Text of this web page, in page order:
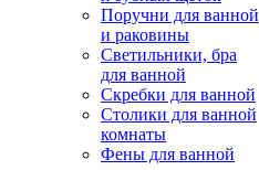
Поручни для ванной
и раковины
Светильники, бра
для ванной
Скребки для ванной
Столики для ванной
комнаты
Фены для ванной